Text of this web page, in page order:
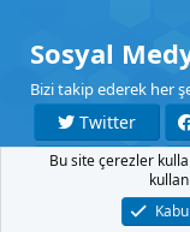
Sosyal
Bizi takip ederek her
Twitter
YouTube
Şartlar Gizlilik
Bu site çerezler